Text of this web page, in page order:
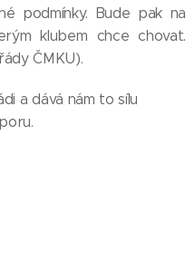
podmínky. Bude pak na
klubem chce chovat.
ČMKU).
a dává nám to sílu